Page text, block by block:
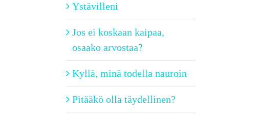
Ystävilleni
Jos ei koskaan kaipaa,
osaako arvostaa?
Kyllä, minä todella nauroin
Pitääkö olla täydellinen?